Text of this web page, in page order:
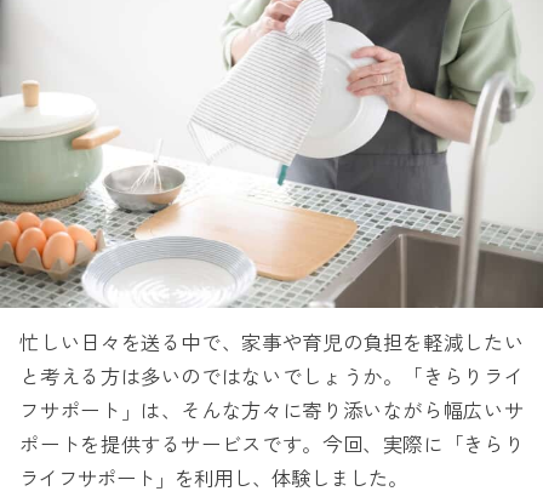
忙しい日々を送る中で、家事や育児の負担を軽減したい
と考える方は多いのではないでしょうか。「きらりライ
フサポート」は、そんな方々に寄り添いながら幅広いサ
ポートを提供するサービスです。今回、実際に「きらり
ライフサポート」を利用し、体験しました。